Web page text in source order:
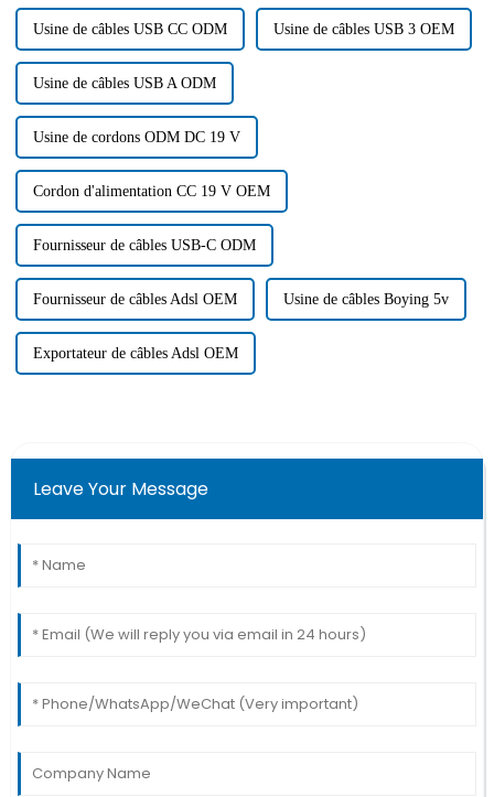
Usine de câbles USB CC ODM Usine de câbles USB 3 OEM
Usine de câbles USB A ODM
Usine de cordons ODM DC 19 V
Cordon d'alimentation CC 19 V OEM
Fournisseur de câbles USB-C ODM
Fournisseur de câbles Adsl OEM Usine de câbles Boying 5v
Exportateur de câbles Adsl OEM
Leave Your Message